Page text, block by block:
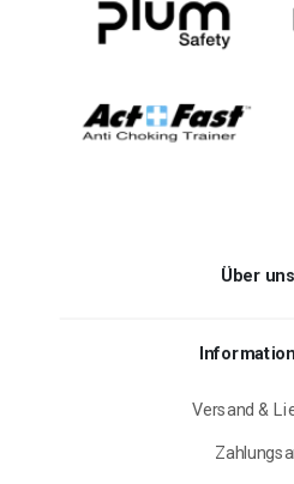
Über uns
Versand &